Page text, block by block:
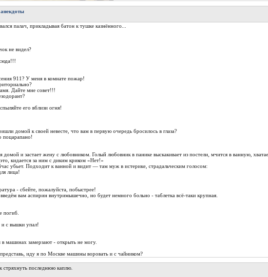
анекдоты
палач, прикладывая батон к тушке казнённого...
не видел?
911? У меня в комнате пожар!
Дайте мне совет!!!
его вблизи огня!
домой к своей невесте, что вам в первую очередь бросилось в глаза?
поцарапано!
домой и застает жену с любовником. Голый любовник в панике выскакивает из постели, мчится в ванную,
кидается за ним с диким криком «Нет!»
убьет. Подходит к ванной и видит — там муж в истерике, страдальческим голосом:
лица!
- сбейте, пожалуйста, побыстрее!
вам аспирин внутримышечно, но будет немного больно - таблетка всё-таки крупная.
погиб.
с вышки упал!
машинах замерзают - открыть не могу.
иду я по Москве машины воровать и с чайником?
стряхнуть последнюю каплю.